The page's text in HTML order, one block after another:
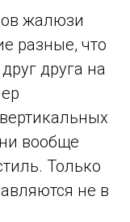
жалюзи
разные, что
друга на
вообще
Только
не в